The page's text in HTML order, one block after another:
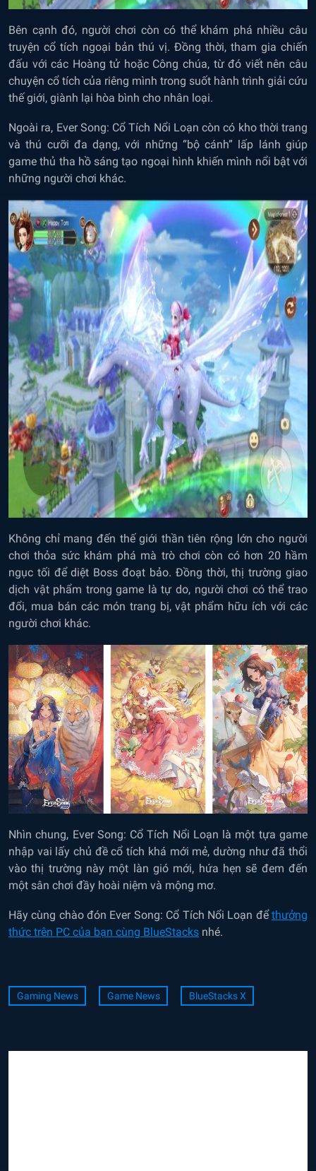
Bên cạnh đó, người chơi còn có thể khám phá nhiều câu
truyện cổ tích ngoại bản thú vị. Đồng thời, tham gia chiến
đấu với các Hoàng tử hoặc Công chúa, từ đó viết nên câu
chuyện cổ tích của riêng mình trong suốt hành trình giải cứu
thế giới, giành lại hòa bình cho nhân loại.
Ngoài ra, Ever Song: Cổ Tích Nổi Loạn còn có kho thời trang
và thú cưỡi đa dạng, với những “bộ cánh” lấp lánh giúp
game thủ tha hồ sáng tạo ngoại hình khiến mình nổi bật với
những người chơi khác.
Không chỉ mang đến thế giới thần tiên rộng lớn cho người
chơi thỏa sức khám phá mà trò chơi còn có hơn 20 hầm
ngục tối để diệt Boss đoạt bảo. Đồng thời, thị trường giao
dịch vật phẩm trong game là tự do, người chơi có thể trao
đổi, mua bán các món trang bị, vật phẩm hữu ích với các
người chơi khác.
Nhìn chung, Ever Song: Cổ Tích Nổi Loạn là một tựa game
nhập vai lấy chủ đề cổ tích khá mới mẻ, dường như đã thổi
vào thị trường này một làn gió mới, hứa hẹn sẽ đem đến
một sân chơi đầy hoài niệm và mộng mơ.
Hãy cùng chào đón Ever Song: Cổ Tích Nổi Loạn đểthưởng
thức trên PC của bạn cùng BlueStacks nhé.
Gaming News Game News BlueStacks X